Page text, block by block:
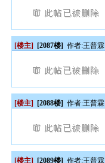
[楼主] [2087楼] 作者:王普霖
[楼主] [2088楼] 作者:王普霖
[楼主] [2089楼] 作者:王普霖